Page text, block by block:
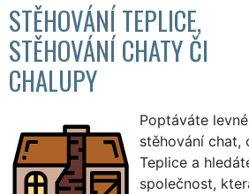
STĚHOVÁNÍ TEPLICE,
STĚHOVÁNÍ CHATY ČI
CHALUPY
Poptáváte
stěhování chat,
Teplice a
společnost,